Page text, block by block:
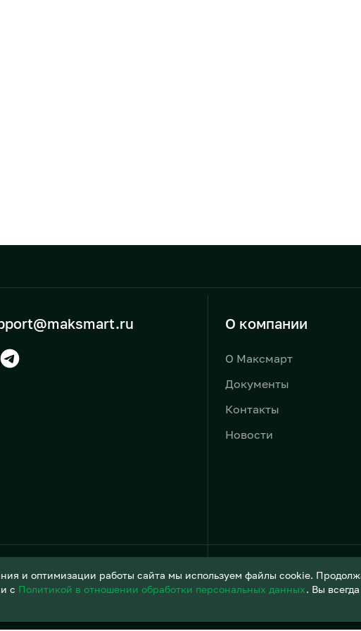
О компании
О Максмарт
Документы
Контакты
Новости
и оптимизации работы сайта мы используем файлы cookie.
с Политикой в отношении обработки персональных данных. Вы